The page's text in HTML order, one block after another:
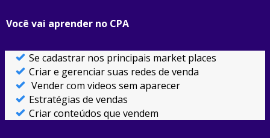
Você vai aprender no CPA
Se cadastrar nos principais market places
Criar e gerenciar suas redes de venda
Vender com videos sem aparecer
Estratégias de vendas
Criar conteúdos que vendem